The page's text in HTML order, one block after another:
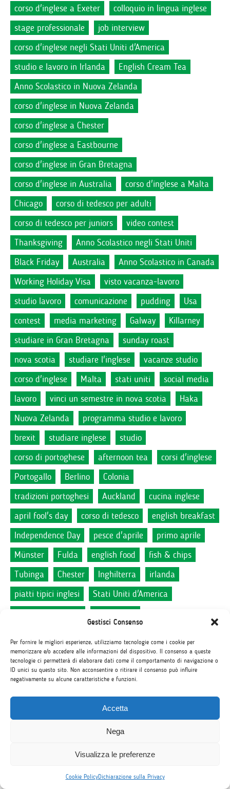
Gestisci Consenso
Per fornire le migliori esperienze, utilizziamo tecnologie come i cookie per
memorizzare e/o accedere alle informazioni del dispositivo. Il consenso a queste
tecnologie ci permetterà di elaborare dati come il comportamento di navigazione o
ID unici su questo sito. Non acconsentire o ritirare il consenso può influire
negativamente su alcune caratteristiche e funzioni.
Accetta
Nega
Visualizza le preferenze
Cookie PolicyDichiarazione sulla Privacy
corso d'inglese a Exeter
colloquio in lingua inglese
stage professionale
job interview
corso d'inglese negli Stati Uniti d'America
studio e lavoro in Irlanda
English Cream Tea
Anno Scolastico in Nuova Zelanda
corso d'inglese in Nuova Zelanda
corso d'inglese a Chester
corso d'inglese a Eastbourne
corso d'inglese in Gran Bretagna
corso d'inglese in Australia
corso d'inglese a Malta
Chicago
corso di tedesco per adulti
corso di tedesco per juniors
video contest
Thanksgiving
Anno Scolastico negli Stati Uniti
Black Friday
Australia
Anno Scolastico in Canada
Working Holiday Visa
visto vacanza-lavoro
studio lavoro
comunicazione pudding
Usa
contest
media marketing Galway
Killarney
studiare in Gran Bretagna
sunday roast
nova scotia
studiare l'inglese
vacanze studio
corso d'inglese
Malta stati uniti
social media
lavoro
vinci un semestre in nova scotia
Haka
Nuova Zelanda
programma studio e lavoro
brexit
studiare inglese
studio
corso di portoghese
afternoon tea
corsi d'inglese
Portogallo
Berlino
Colonia
tradizioni portoghesi
Auckland
cucina inglese
april fool's day
corso di tedesco
english breakfast
Independence Day
pesce d'aprile
primo aprile
Münster
Fulda english food
fish & chips
Tubinga
Chester Inghilterra
irlanda
piatti tipici inglesi
Stati Uniti d'America
consigli lingua inglese
great britain
lingua inlgese
lewes
dublino
canada
certificazioni internazionali